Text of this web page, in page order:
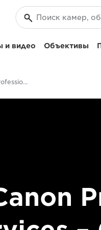
и видео Объективы
Контакты – Canon Professional Services